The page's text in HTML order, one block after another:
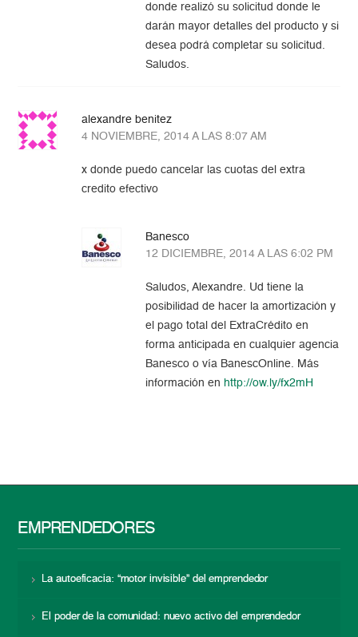
donde realizó su solicitud donde le
darán mayor detalles del producto y si
desea podrá completar su solicitud.
Saludos.
alexandre benitez
4 NOVIEMBRE, 2014 A LAS 8:07 AM
x donde puedo cancelar las cuotas del extra
credito efectivo
Banesco
12 DICIEMBRE, 2014 A LAS 6:02 PM
Saludos, Alexandre. Ud tiene la
posibilidad de hacer la amortización y
el pago total del ExtraCrédito en
forma anticipada en cualquier agencia
Banesco o vía BanescOnline. Más
información en http://ow.ly/fx2mH
EMPRENDEDORES
La autoeficacia: “motor invisible” del emprendedor
El poder de la comunidad: nuevo activo del emprendedor